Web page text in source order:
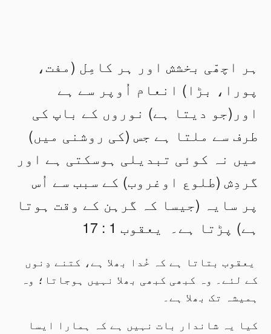
ہر اچھّی بخشش اور ہر کامِل (مفت،
پورا، بڑا) انعام اُوپر سے ہے
اور(جو دیتا ہے) نوروں کے باپ کی
طرف سے ملتا ہے جس (کی روشنی میں)
میں نہ کوئی تبدیلی ہوسکتی ہے اور
گردِش (طلوع اوغروب) کے سبب سے اُس
پر سایہ (جیسا کہ گرہن کے وقت ہوتا
ہے) پڑتا ہے۔ یعقوب 1 : 17
یعقوب بتاتا ہے کہ خُدا بھلا ہے، کتنے دِنوں
کے لئے۔ وہ کبھی کبھی بھلا نہیں ہوجاتا؛ وہ
ہمیشہ تک بھلا ہے۔
کیا یہ شاندار بات نہیں ہے کہ ہمارا ایسا